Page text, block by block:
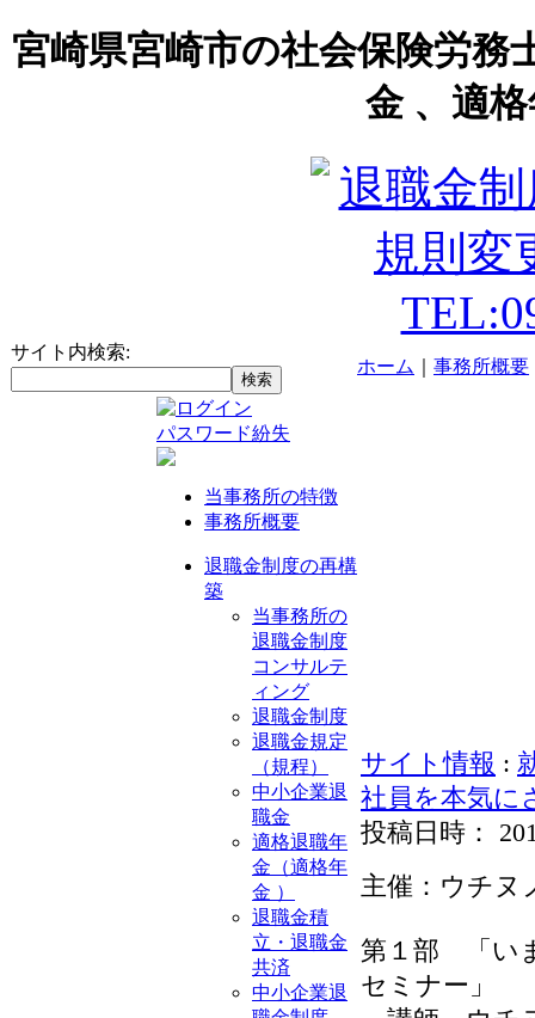
宮崎県宮崎市の社会保険労務
金 、適
サイト内検索:
ホーム 事務所概要
パスワード紛失
当事務所の特徴
事務所概要
退職金制度の再構
築
当事務所の
退職金制度
コンサルテ
ィング
退職金制度
退職金規定
（規程）
中小企業退
職金
適格退職年
金（適格年
金 ）
退職金積
立・退職金
共済
中小企業退
サイト情報 :
社員を本気に
投稿日時：
主催：ウチヌ
第１部 「い
セミナー」